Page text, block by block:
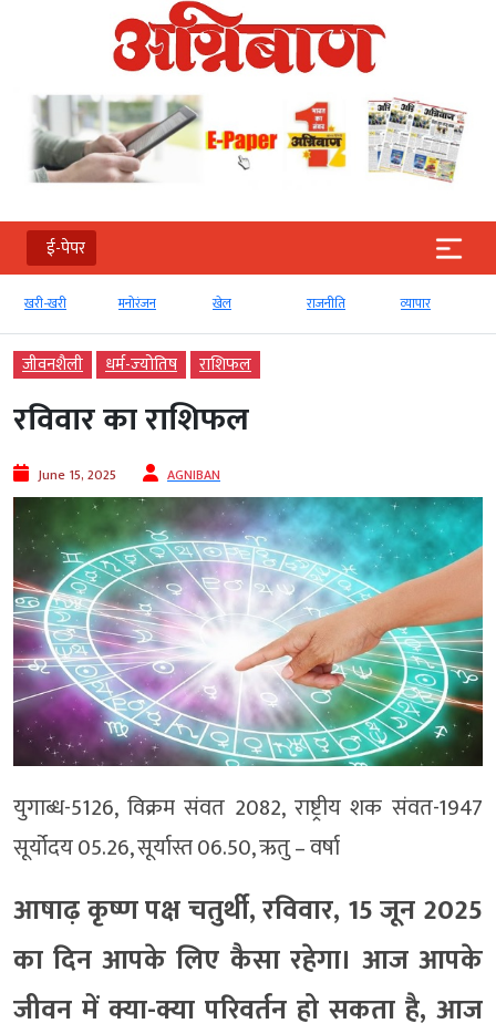
ई-पेपर
खरी-खरी मनोरंजन खेल राजनीति व्‍यापार
जीवनशैली धर्म-ज्‍योतिष राशिफल
रविवार का राशिफल
June 15, 2025 AGNIBAN
युगाब्ध-5126, विक्रम संवत 2082, राष्ट्रीय शक संवत-1947
सूर्योदय 05.26, सूर्यास्त 06.50, ऋतु – वर्षा
आषाढ़ कृष्ण पक्ष चतुर्थी, रविवार, 15 जून 2025
का दिन आपके लिए कैसा रहेगा। आज आपके
जीवन में क्या-क्या परिवर्तन हो सकता है, आज